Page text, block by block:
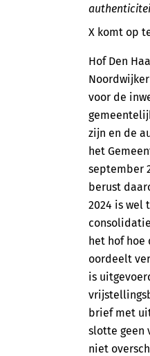
X komt op
Hof Den
voor de
zijn en de
het
september
berust
2024 is wel
het hof hoe
oordeelt
is
brief met
slotte geen
niet